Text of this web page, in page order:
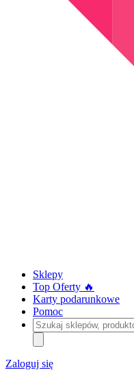
Sklepy
Top Oferty 🔥
Karty podarunkowe
Pomoc
Szukaj
sklepów,
produktów
i
kategorii
Zaloguj się